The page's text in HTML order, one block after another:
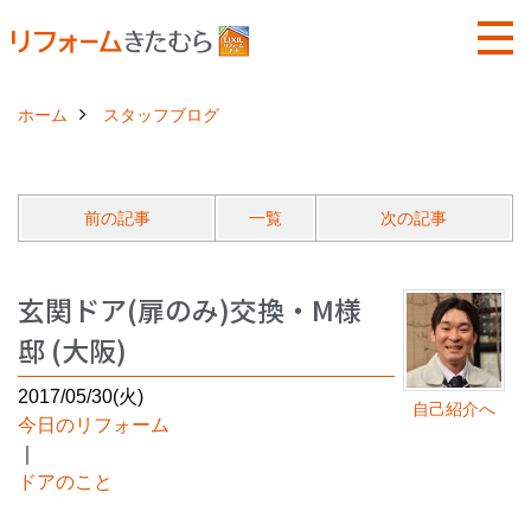
ホーム スタッフブログ
前の記事 一覧 次の記事
自己紹介へ
玄関ドア(扉のみ)交換・M様
邸 (大阪)
2017/05/30(火)
今日のリフォーム
ドアのこと